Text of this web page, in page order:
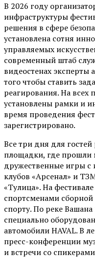
В 2026 году
инфраструктуры
решения в сфере
установлена сотня
управляемых
современный штаб
видеостенах эксперты
того чтобы ставить
реагирования. На всех
установлены рамки и
время проведения
зарегистрировано.
Все три дня для
площадки, где прошли
дружественные игры с
клубов «Арсенал» и
«Тулица». На
спортсменами
спорту. По реке
специально
автомобили HAVAL. В
пресс-конференции
и встречи со